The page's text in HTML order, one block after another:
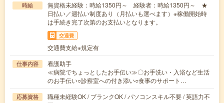
時給
無資格未経験：時給1350円～ 経験者：時給1350円～ ★
日払い／週払い制度あり（月払いも選べます）※稼働開始時
は手続き完了次第のお支払いとなります。
交通費
交通費支給※規定有
仕事内容
看護助手
≪病院でちょっとしたお手伝い≫〇お手洗い・入浴など生活
のお手伝い○診察室への付き添い○食事のサポート…
応募資格
職種未経験OK / ブランクOK / パソコンスキル不要 / 英語力不